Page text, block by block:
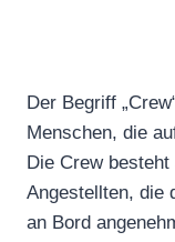
Der Begriff
Menschen, die
Die Crew
Angestellten, die
an Bord